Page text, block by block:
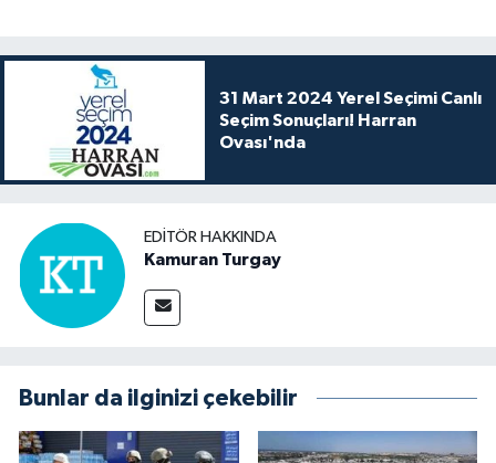
31 Mart 2024 Yerel Seçimi Canlı
Seçim Sonuçları! Harran
Ovası'nda
EDITÖR HAKKINDA
Kamuran Turgay
Bunlar da ilginizi çekebilir